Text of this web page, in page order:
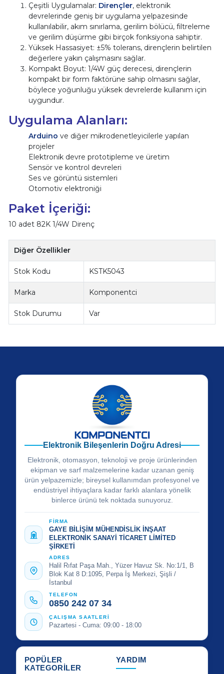
Çeşitli Uygulamalar: Dirençler, elektronik
devrelerinde geniş bir uygulama yelpazesinde
kullanılabilir, akım sınırlama, gerilim bölücü, filtreleme
ve gerilim düşürme gibi birçok fonksiyona sahiptir.
Yüksek Hassasiyet: ±5% tolerans, dirençlerin belirtilen
değerlere yakın çalışmasını sağlar.
Kompakt Boyut: 1/4W güç derecesi, dirençlerin
kompakt bir form faktörüne sahip olmasını sağlar,
böylece yoğunluğu yüksek devrelerde kullanım için
uygundur.
Uygulama Alanları:
Arduino ve diğer mikrodenetleyicilerle yapılan
projeler
Elektronik devre prototipleme ve üretim
Sensör ve kontrol devreleri
Ses ve görüntü sistemleri
Otomotiv elektroniği
Paket İçeriği:
10 adet 82K 1/4W Direnç
Diğer Özellikler
Stok Kodu KSTK5043
Marka Komponentci
Stok Durumu Var
Elektronik Bileşenlerin Doğru Adresi
Elektronik, otomasyon, teknoloji ve proje ürünlerinden
ekipman ve sarf malzemelerine kadar uzanan geniş
ürün yelpazemizle; bireysel kullanımdan profesyonel ve
endüstriyel ihtiyaçlara kadar farklı alanlara yönelik
binlerce ürünü tek noktada sunuyoruz.
FİRMA
GAYE BİLİŞİM MÜHENDİSLİK İNŞAAT
ELEKTRONİK SANAYİ TİCARET LİMİTED
ŞİRKETİ
ADRES
Halil Rıfat Paşa Mah., Yüzer Havuz Sk. No:1/1, B
Blok Kat 8 D:1095, Perpa İş Merkezi, Şişli /
İstanbul
TELEFON
0850 242 07 34
ÇALIŞMA SAATLERİ
Pazartesi - Cuma: 09:00 - 18:00
POPÜLER
KATEGORİLER
YARDIM